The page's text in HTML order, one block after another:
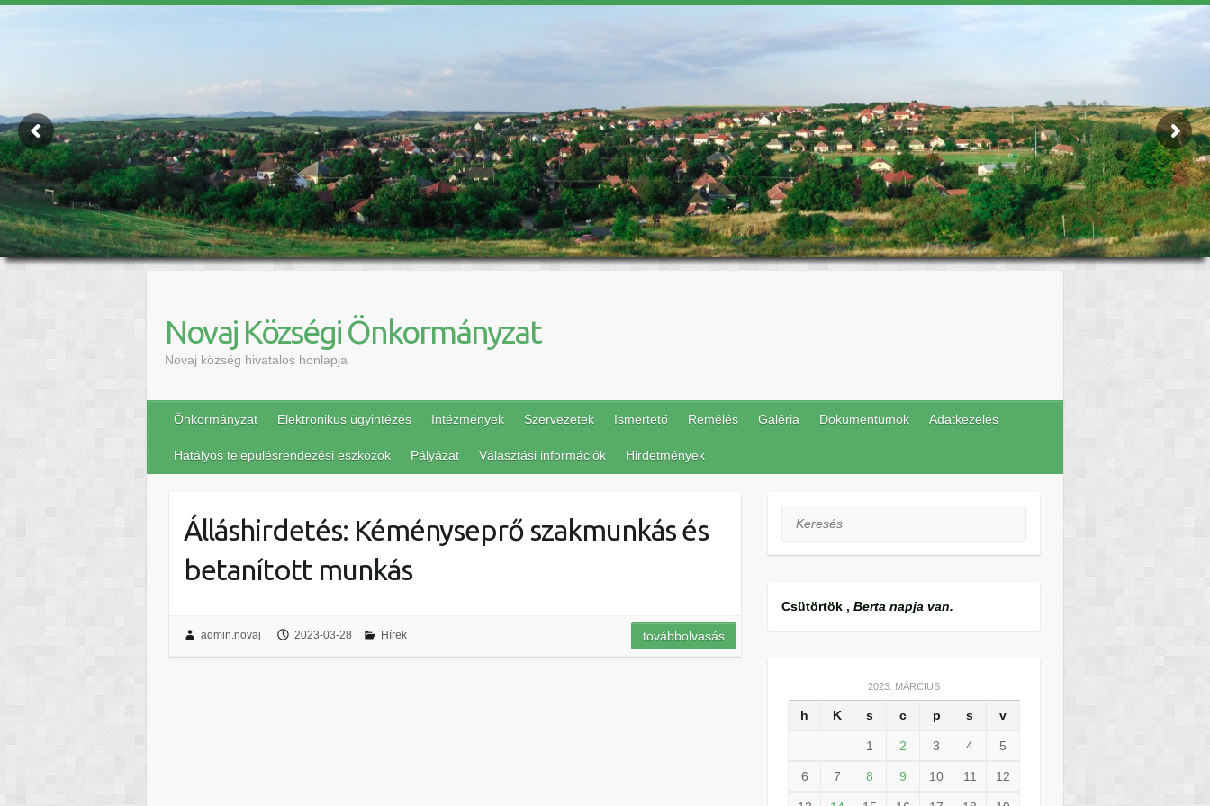
Novaj Községi Önkormányzat
Novaj község hivatalos honlapja
Önkormányzat Elektronikus ügyintézés Intézmények Szervezetek Ismertető Remélés Galéria Dokumentumok Adatkezelés
Hatályos településrendezési eszközök Pályázat Választási információk Hirdetmények
Álláshirdetés: Kéményseprő szakmunkás és
betanított munkás
admin.novaj 2023-03-28 Hírek továbbolvasás
Keresés
Csütörtök , Berta napja van.
2023. MÁRCIUS
h K s c p s v
1 2 3 4 5
6 7 8 9 10 11 12